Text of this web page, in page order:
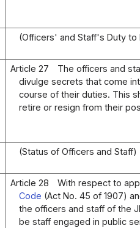
(Officers' and Staff's Duty
Article 27
The officers and
divulge secrets that come
course of their duties. This
retire or resign from their
(Status of Officers and Staff)
Article 28
With respect to
Code (Act No. 45 of 1907)
the officers and staff of the
be staff engaged in public